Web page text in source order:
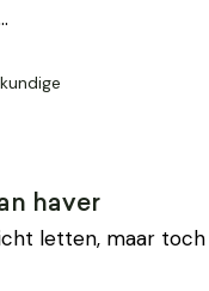
haver
letten, maar